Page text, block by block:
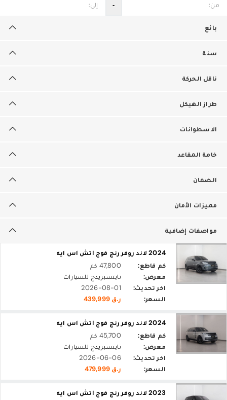
‐
بائع
سنة
ناقل الحركة
طراز الهيكل
الاسطوانات
خامة المقاعد
الضمان
مميزات الأمان
مواصفات إضافية
2024 لاند روفر رنج فوج اتش اس ايه
كم قاطع:
47,800 كم
معرض:
نايتسبريدج للسيارات
اخر تحديث:
2026-08-01
السعر:
ر.ق 439,999
2024 لاند روفر رنج فوج اتش اس ايه
كم قاطع:
45,700 كم
معرض:
نايتسبريدج للسيارات
اخر تحديث:
2026-06-06
السعر:
ر.ق 479,999
2023 لاند روفر رنج فوج اتش اس ايه